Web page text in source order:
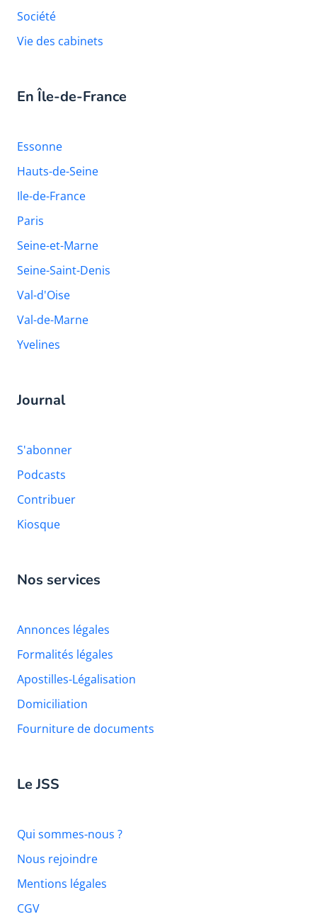
Société
Vie des cabinets
En Île-de-France
Essonne
Hauts-de-Seine
Ile-de-France
Paris
Seine-et-Marne
Seine-Saint-Denis
Val-d'Oise
Val-de-Marne
Yvelines
Journal
S'abonner
Podcasts
Contribuer
Kiosque
Nos services
Annonces légales
Formalités légales
Apostilles-Légalisation
Domiciliation
Fourniture de documents
Le JSS
Qui sommes-nous ?
Nous rejoindre
Mentions légales
CGV